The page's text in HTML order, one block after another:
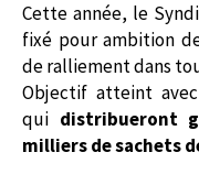
Cette année, le
fixé pour ambition
de ralliement dans
Objectif atteint
qui distribueront
milliers de sachets